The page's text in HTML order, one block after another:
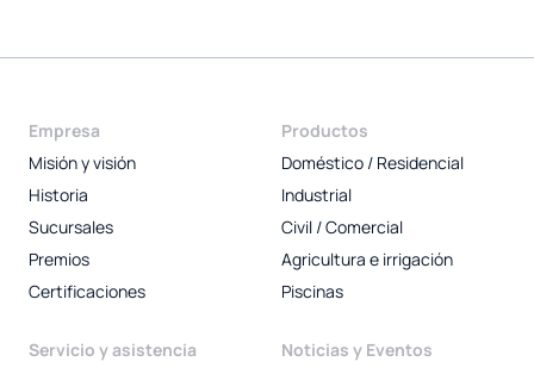
Empresa
Misión y visión
Historia
Sucursales
Premios
Certificaciones
Productos
Doméstico / Residencial
Industrial
Civil / Comercial
Agricultura e irrigación
Piscinas
Servicio y asistencia
Noticias y Eventos